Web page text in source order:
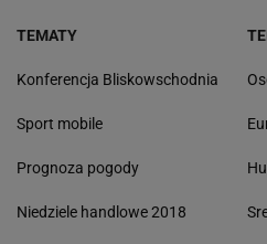
TEMATY
Konferencja Bliskowschodnia
Sport mobile
Prognoza pogody
Niedziele handlowe 2018